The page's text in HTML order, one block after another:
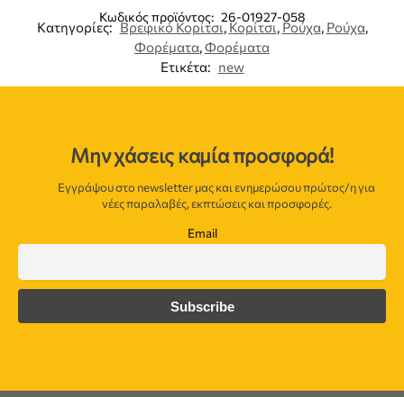
Κωδικός προϊόντος: 26-01927-058
Κατηγορίες: Βρεφικό Κορίτσι,Κορίτσι, Ρούχα, Ρούχα,
Φορέματα,Φορέματα
Ετικέτα: new
Μην χάσεις καμία προσφορά!
Εγγράψου στο newsletter μας και ενημερώσου πρώτος/η για
νέες παραλαβές, εκπτώσεις και προσφορές.
Email